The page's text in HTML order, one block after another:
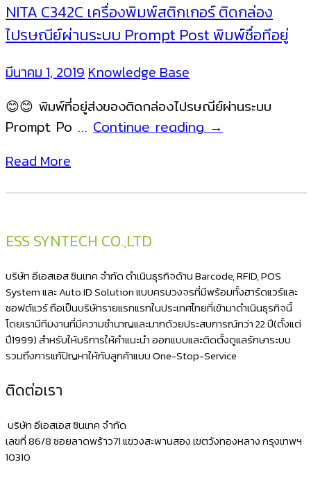
บาร์
โค้ด
NITA
C342C
NITA C342C เครื่องพิมพ์สติกเกอร์ ติดกล่อง
ไปรษณีย์ผ่านระบบ Prompt Post พิมพ์ชื่อทีอยู่
มีนาคม 1, 2019Knowledge Base
😊😊 พิมพ์ที่อยู่ส่งของติดกล่องไปรษณีย์ผ่านระบบ
Prompt Po … Continue readingNITA
พิมพ์
ติด
กล่อง
ไปรษณีย์
ผ่าน
ระบบ
ชื่อ
→
Read More
ESS SYNTECH CO.,LTD
บริษัท อีเอสเอส ซินเทค จำกัด ดำเนินธุรกิจด้าน Barcode, RFID, POS
System และ Auto ID Solution แบบครบวงจรที่มีพร้อมทั้งฮาร์ดแวร์และ
ซอฟต์แวร์ ถือเป็นบริษัทรายแรกแรกในประเทศไทยที่เข้ามาดำเนินธุรกิจนี้
โดยเรามีทีมงานที่มีความชำนาญและมากด้วยประสบการณ์กว่า 22 ปี(ตั้งแต่
ปี1999) สำหรับให้บริการให้คำแนะนำ ออกแบบและติดตั้งดูแลรักษาระบบ
รวมถึงการแก้ปัญหาให้กับลูกค้าแบบ One-Stop-Service
ติดต่อเรา
บริษัท อีเอสเอส ซินเทค จำกัด
เลขที่ 86/8 ซอยลาดพร้าว71 แขวงสะพานสอง เขตวังทองหลาง กรุงเทพฯ
10310